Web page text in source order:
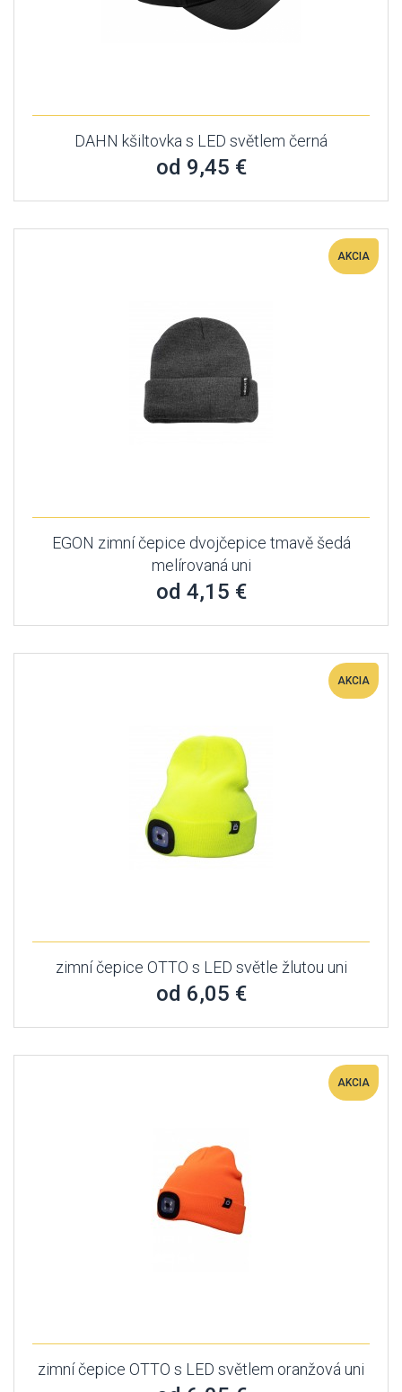
DAHN kšiltovka s LED světlem černá
od 9,45 €
AKCIA
EGON zimní čepice dvojčepice tmavě šedá
melírovaná uni
od 4,15 €
AKCIA
zimní čepice OTTO s LED světle žlutou uni
od 6,05 €
AKCIA
zimní čepice OTTO s LED světlem oranžová uni